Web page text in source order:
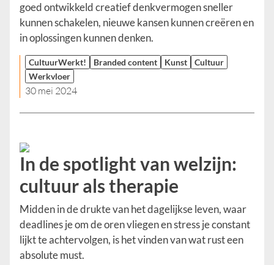
goed ontwikkeld creatief denkvermogen sneller
kunnen schakelen, nieuwe kansen kunnen creëren en
in oplossingen kunnen denken.
CultuurWerkt! Branded content Kunst
Cultuur
Werkvloer
30 mei 2024
In de spotlight van welzijn:
cultuur als therapie
Midden in de drukte van het dagelijkse leven, waar
deadlines je om de oren vliegen en stress je constant
lijkt te achtervolgen, is het vinden van wat rust een
absolute must.